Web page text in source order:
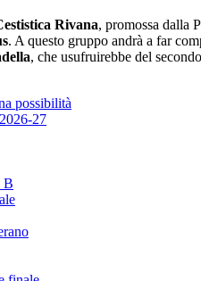
Rivana, promossa dalla
. A questo gruppo andrà a far
, che usufruirebbe del
possibilità
27
B